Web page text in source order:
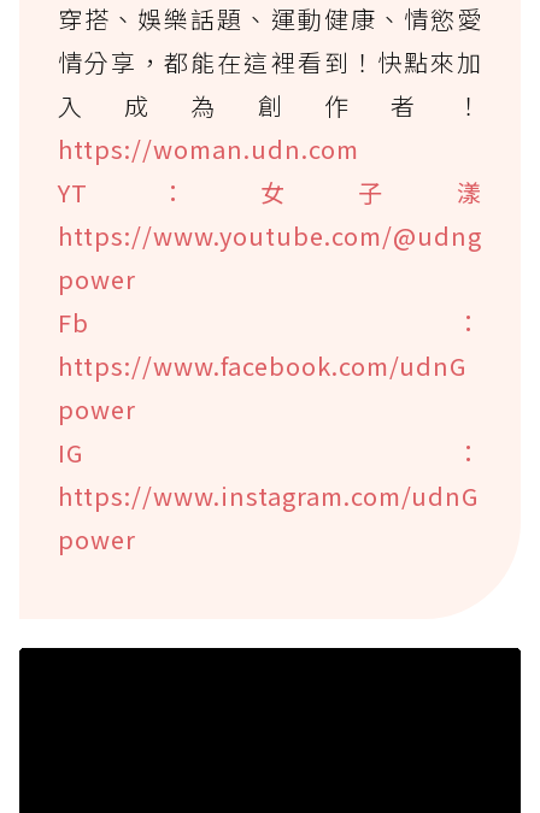
穿搭、娛樂話題、運動健康、情慾愛
情分享，都能在這裡看到！快點來加
入成為創作者！
https://woman.udn.com
YT：女子漾
https://www.youtube.com/@udng
power
Fb：
https://www.facebook.com/udnG
power
IG：
https://www.instagram.com/udnG
power